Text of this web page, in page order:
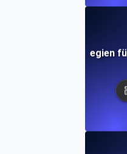
Testing: Strategien